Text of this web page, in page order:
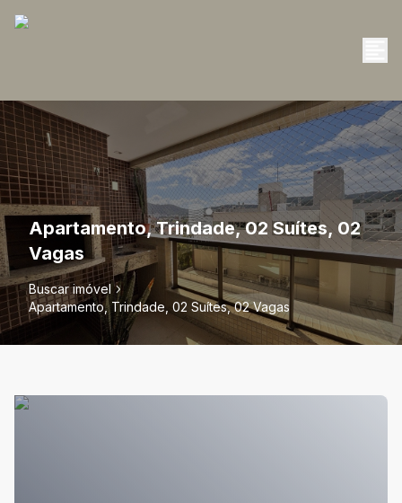
Apartamento, Trindade, 02 Suítes, 02
Vagas
Buscar imóvel
Apartamento, Trindade, 02 Suítes, 02 Vagas